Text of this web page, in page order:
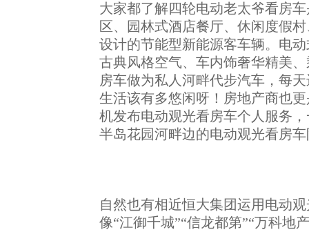
大家都了解四轮电动老太爷看房
区、园林式酒店餐厅、休闲度假
设计的节能型新能源客车辆。电
古典风格空气、车内饰奢华精美
房车做为私人河畔代步汽车，每
生活该有多悠闲呀！房地产商也
机发布电动观光看房车个人服务
半岛花园河畔边的电动观光看房
自然也有相近恒大集团运用电动
像“江御千城”“信龙都第”“万科地